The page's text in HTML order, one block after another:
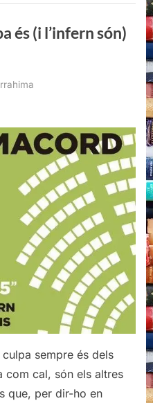
és (i l’infern són)
sempre és dels
com cal, són els altres
que, per dir-ho en